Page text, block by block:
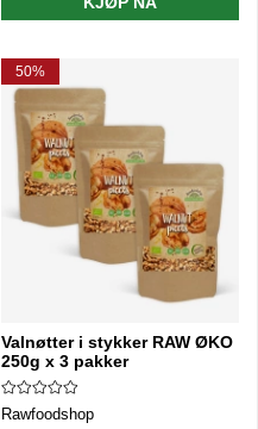
50%
Valnøtter i stykker RAW ØKO
250g x 3 pakker
Rawfoodshop